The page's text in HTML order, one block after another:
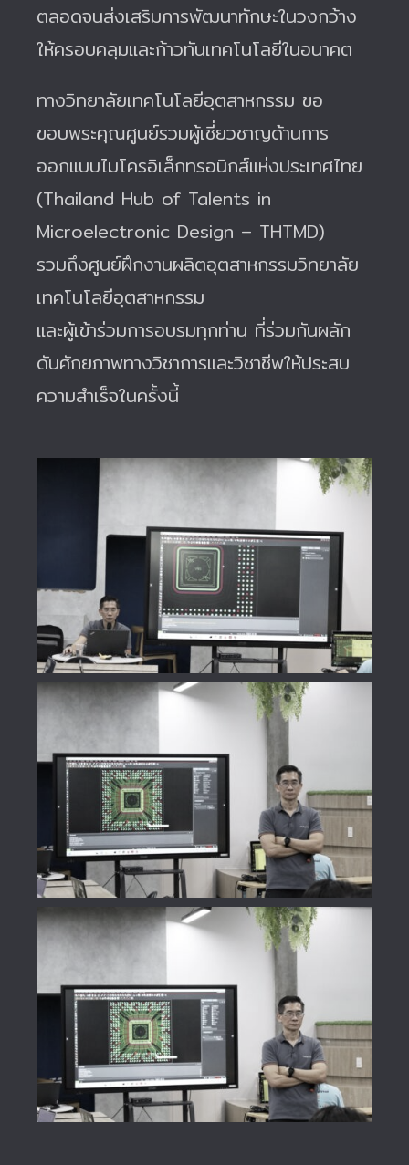
ตลอดจนส่งเสริมการพัฒนาทักษะในวงกว้าง
ให้ครอบคลุมและก้าวทันเทคโนโลยีในอนาคต
ทางวิทยาลัยเทคโนโลยีอุตสาหกรรม ขอ
ขอบพระคุณศูนย์รวมผู้เชี่ยวชาญด้านการ
ออกแบบไมโครอิเล็กทรอนิกส์แห่งประเทศไทย
(Thailand Hub of Talents in
Microelectronic Design – THTMD)
รวมถึงศูนย์ฝึกงานผลิตอุตสาหกรรมวิทยาลัย
เทคโนโลยีอุตสาหกรรม
และผู้เข้าร่วมการอบรมทุกท่าน ที่ร่วมกันผลัก
ดันศักยภาพทางวิชาการและวิชาชีพให้ประสบ
ความสำเร็จในครั้งนี้